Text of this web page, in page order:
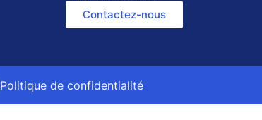
Contactez-nous
Politique de confidentialité